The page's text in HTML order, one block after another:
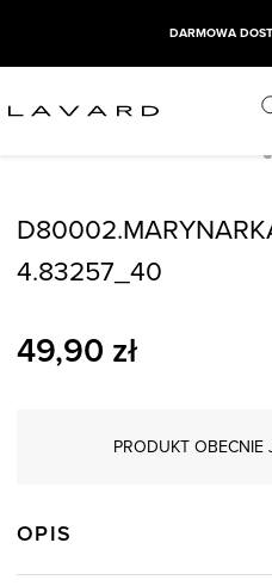
DARMOWA
4.83257_40
49,90 zł
PRODUKT OBECNIE
OPIS